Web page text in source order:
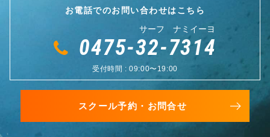
お電話でのお問い合わせはこちら
サーフ ナミイーヨ
0475-32-7314
受付時間 : 09:00〜19:00
スクール予約・お問合せ